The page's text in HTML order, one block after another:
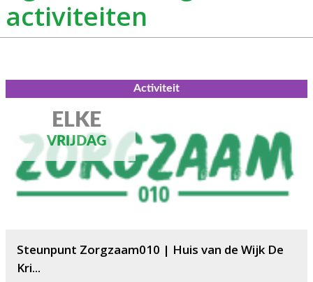
activiteiten
Activiteit
ELKE
VRIJDAG
Steunpunt Zorgzaam010 | Huis van de Wijk De
Kri...